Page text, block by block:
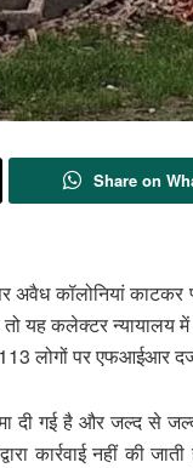
Share on
अवैध कॉलोनियां
तो यह कलेक्टर
लोगों पर एफआईआर
दी गई है और जल्द से
कार्रवाई नहीं की